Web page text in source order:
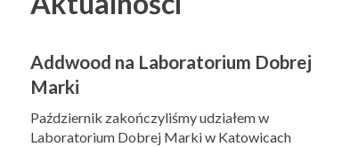
Addwood na Laboratorium Dobrej
Marki
Październik zakończyliśmy udziałem w
Laboratorium Dobrej Marki w Katowicach